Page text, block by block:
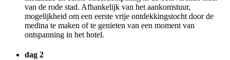
van de rode stad. Afhankelijk van het aankomstuur,
mogelijkheid om een eerste vrije ontdekkingstocht door de
medina te maken of te genieten van een moment van
ontspanning in het hotel.
dag 2